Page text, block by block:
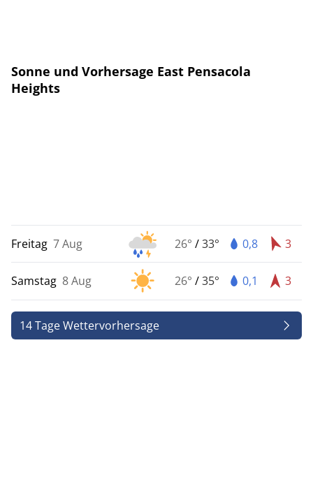
Sonne und Vorhersage East Pensacola
Heights
Freitag 7 Aug 26° /33° 0,8 3
Samstag 8 Aug 26° /35° 0,1 3
14 Tage Wettervorhersage